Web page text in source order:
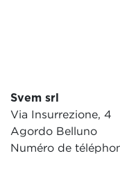
Svem srl
Via Insurrezione, 4
Agordo Belluno
Numéro de